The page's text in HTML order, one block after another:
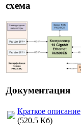
схема
Документация
Краткое описание
(520.5 Кб)